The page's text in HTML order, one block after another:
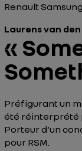
Renault
Laurens van
«
Préfigurant un
été réinterprété
Porteur d’un
pour RSM.